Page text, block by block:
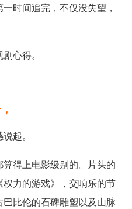
时间追完，不仅没失望，
心得。
起。
得上电影级别的。片头的
力的游戏》，交响乐的节
比伦的石碑雕塑以及山脉